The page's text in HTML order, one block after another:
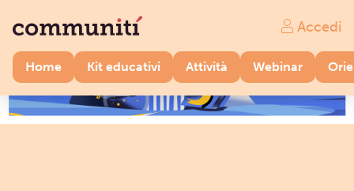
Home Kit educativi Attività Webinar
Accedi